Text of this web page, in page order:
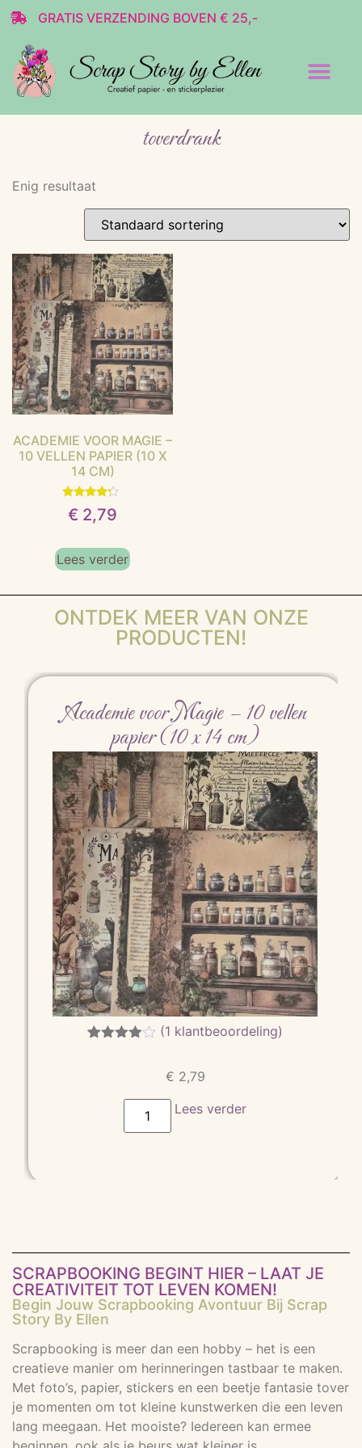
GRATIS VERZENDING BOVEN € 25,-
toverdrank
Enig resultaat
ACADEMIE VOOR MAGIE –
10 VELLEN PAPIER (10 X
14 CM)
Gewaardeerd
4.00
€ 2,79
Lees verder
ONTDEK MEER VAN ONZE
PRODUCTEN!
Academie voor Magie – 10 vellen
papier (10 x 14 cm)
waarderin
(1 klantbeoordeling)
€ 2,79
Lees verder
SCRAPBOOKING BEGINT HIER – LAAT JE
CREATIVITEIT TOT LEVEN KOMEN!
Begin Jouw Scrapbooking Avontuur Bij Scrap
Story By Ellen
Scrapbooking is meer dan een hobby – het is een
creatieve manier om herinneringen tastbaar te maken.
Met foto’s, papier, stickers en een beetje fantasie tover
je momenten om tot kleine kunstwerken die een leven
lang meegaan. Het mooiste? Iedereen kan ermee